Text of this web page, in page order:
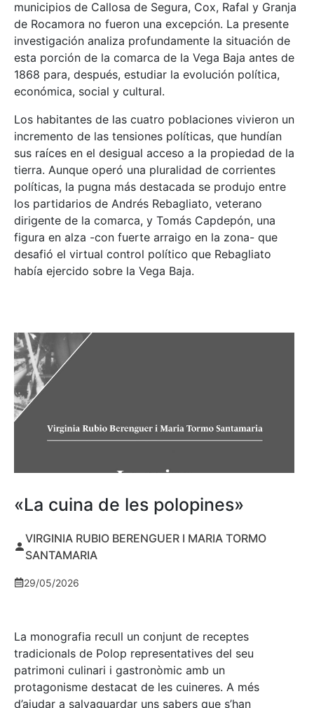
municipios de Callosa de Segura, Cox, Rafal y Granja
de Rocamora no fueron una excepción. La presente
investigación analiza profundamente la situación de
esta porción de la comarca de la Vega Baja antes de
1868 para, después, estudiar la evolución política,
económica, social y cultural.
Los habitantes de las cuatro poblaciones vivieron un
incremento de las tensiones políticas, que hundían
sus raíces en el desigual acceso a la propiedad de la
tierra. Aunque operó una pluralidad de corrientes
políticas, la pugna más destacada se produjo entre
los partidarios de Andrés Rebagliato, veterano
dirigente de la comarca, y Tomás Capdepón, una
figura en alza -con fuerte arraigo en la zona- que
desafió el virtual control político que Rebagliato
había ejercido sobre la Vega Baja.
«La cuina de les polopines»
VIRGINIA RUBIO BERENGUER I MARIA TORMO
SANTAMARIA
29/05/2026
La monografia recull un conjunt de receptes
tradicionals de Polop representatives del seu
patrimoni culinari i gastronòmic amb un
protagonisme destacat de les cuineres. A més
d’ajudar a salvaguardar uns sabers que s’han